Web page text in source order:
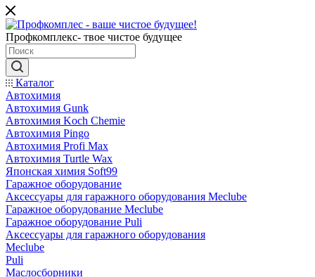
Профкомплекс- твое чистое будущее
Каталог
Автохимия
Автохимия Gunk
Автохимия Koch Chemie
Автохимия Pingo
Автохимия Profi Max
Автохимия Turtle Wax
Японская химия Soft99
Гаражное оборудование
Аксессуары для гаражного оборудования Meclube
Гаражное оборудование Meclube
Гаражное оборудование Puli
Аксессуары для гаражного оборудования
Meclube
Puli
Маслосборники